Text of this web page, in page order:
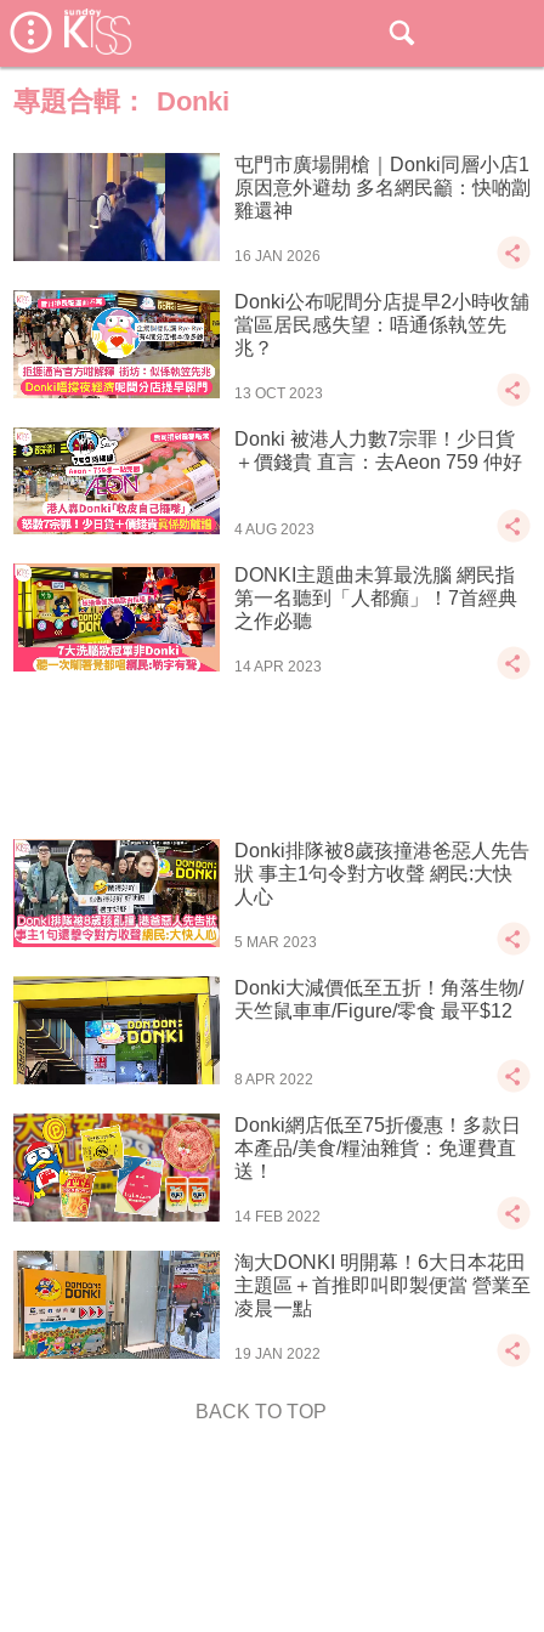
專題合輯： Donki
屯門市廣場開槍｜Donki同層小店1
原因意外避劫 多名網民籲：快啲劏
雞還神
16 JAN 2026
Donki公布呢間分店提早2小時收舖
當區居民感失望：唔通係執笠先
兆？
13 OCT 2023
Donki 被港人力數7宗罪！少日貨
＋價錢貴 直言：去Aeon 759 仲好
4 AUG 2023
DONKI主題曲未算最洗腦 網民指
第一名聽到「人都癲」！7首經典
之作必聽
14 APR 2023
Donki排隊被8歲孩撞港爸惡人先告
狀 事主1句令對方收聲 網民:大快
人心
5 MAR 2023
Donki大減價低至五折！角落生物/
天竺鼠車車/Figure/零食 最平$12
8 APR 2022
Donki網店低至75折優惠！多款日
本產品/美食/糧油雜貨：免運費直
送！
14 FEB 2022
淘大DONKI 明開幕！6大日本花田
主題區＋首推即叫即製便當 營業至
凌晨一點
19 JAN 2022
BACK TO TOP